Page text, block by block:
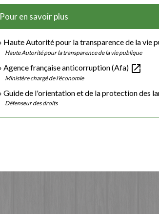
Pour en savoir plus
Haute Autorité pour la transparence de la vie
Haute Autorité pour la transparence de la vie publique
Agence française anticorruption (Afa) open_in_new
Ministère chargé de l'économie
Guide de l'orientation et de la protection des
Défenseur des droits